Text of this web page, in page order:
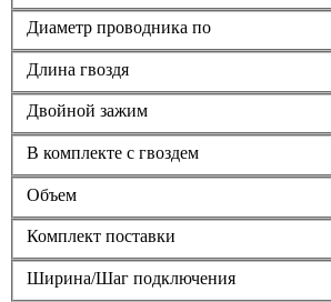
Диаметр проводника по
Длина гвоздя
Двойной зажим
В комплекте с гвоздем
Объем
Комплект поставки
Ширина/Шаг подключения